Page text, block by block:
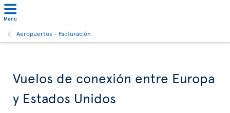
Menú
Aeropuertos - Facturación
Vuelos de conexión entre Europa
y Estados Unidos